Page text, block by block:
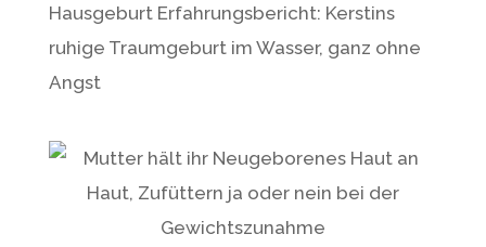
Hausgeburt Erfahrungsbericht: Kerstins
ruhige Traumgeburt im Wasser, ganz ohne
Angst